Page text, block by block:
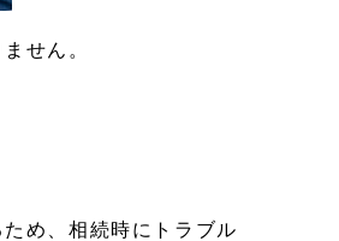
せん。
め、相続時にトラブル